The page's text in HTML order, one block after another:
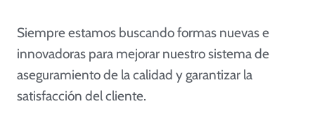
Siempre estamos buscando formas nuevas e
innovadoras para mejorar nuestro sistema de
aseguramiento de la calidad y garantizar la
satisfacción del cliente.